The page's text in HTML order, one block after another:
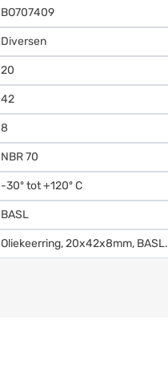
BO707409
Diversen
20
42
8
NBR 70
-30º tot +120º C
BASL
Oliekeerring, 20x42x8mm, BASL.